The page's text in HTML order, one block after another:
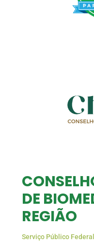
DE
REGIÃO
Serviço Público